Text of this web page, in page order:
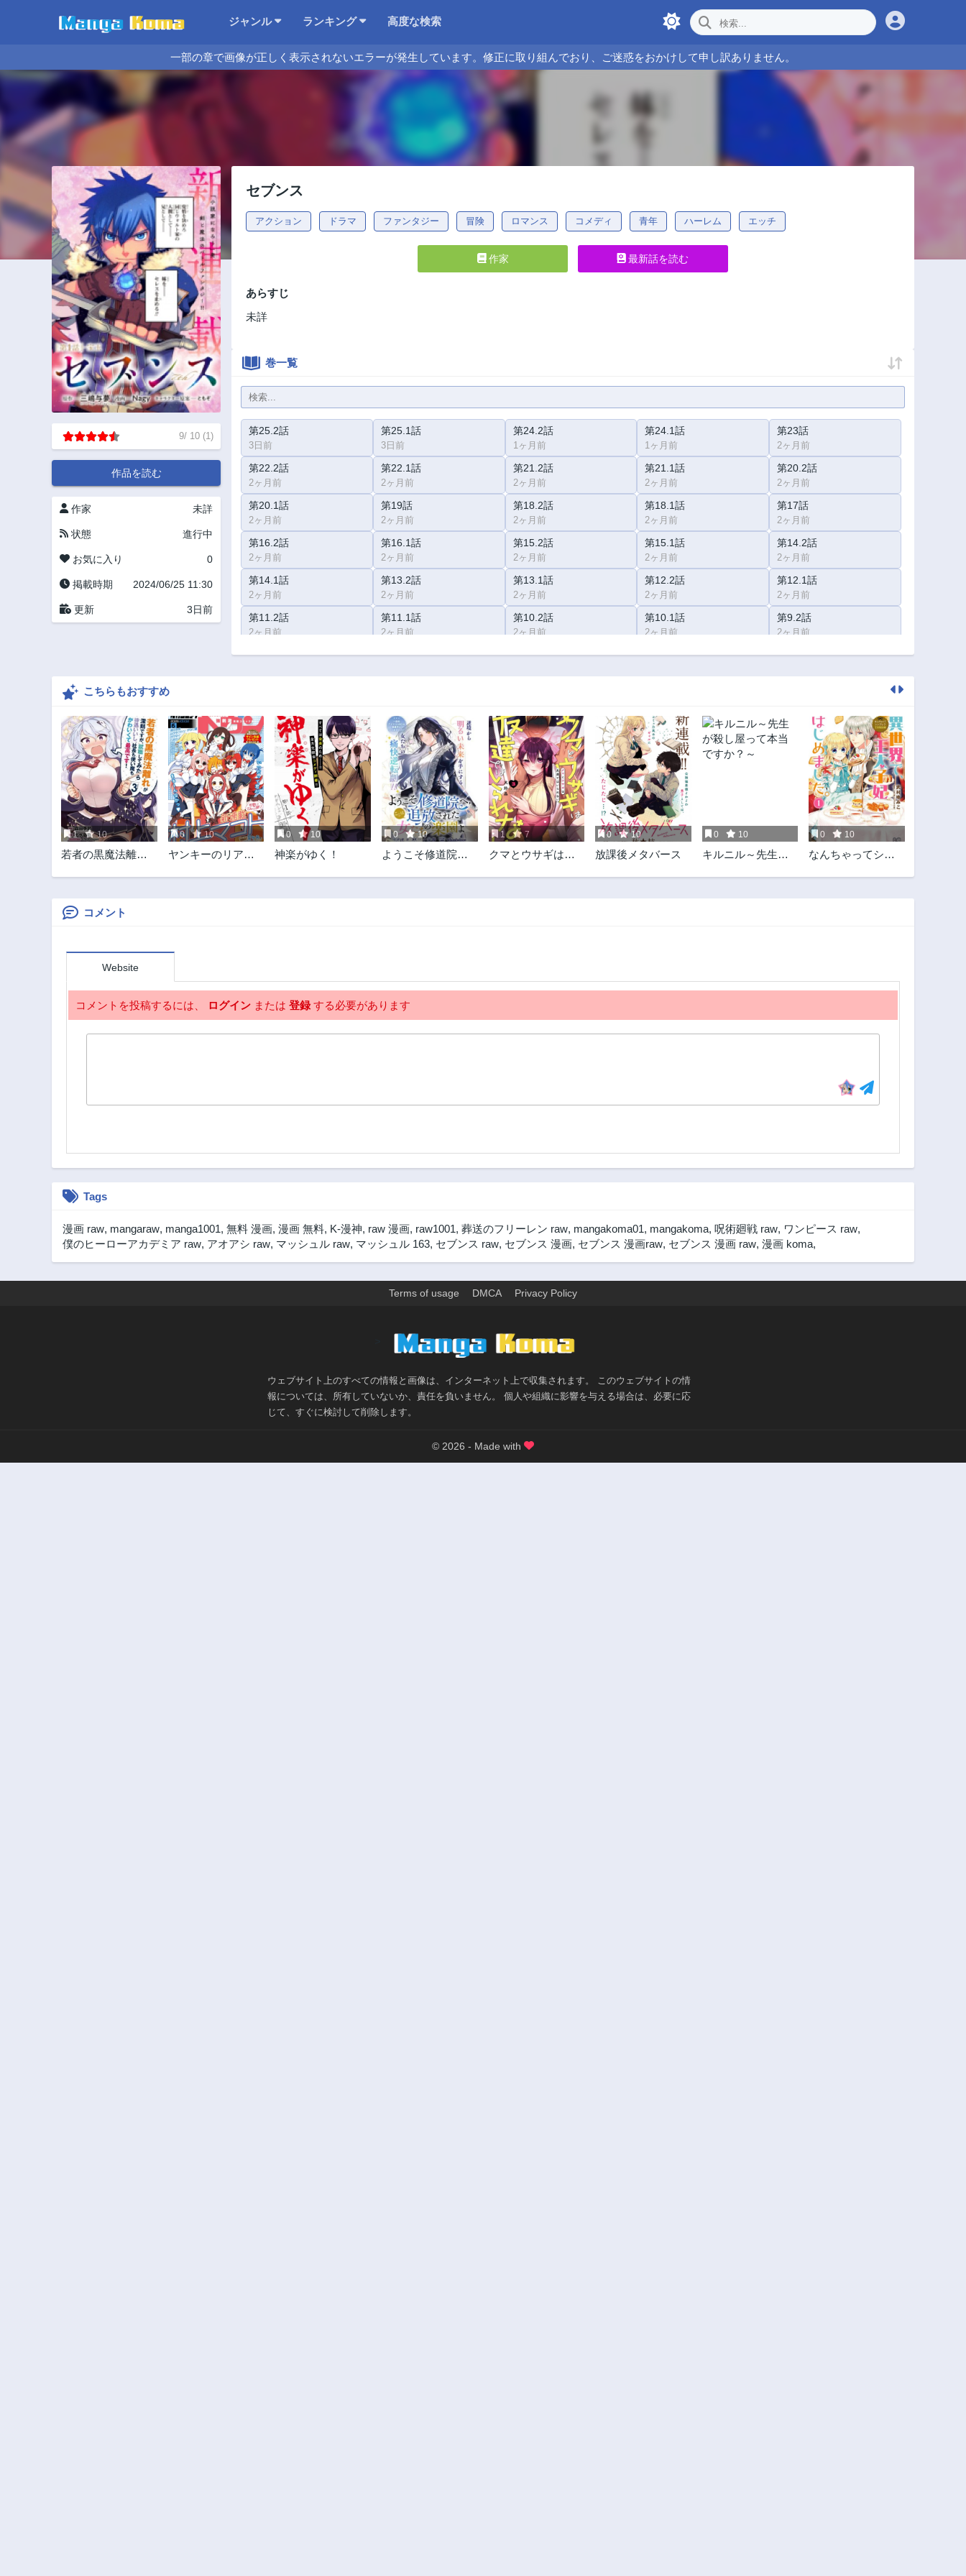
ジャンル ランキング 高度な検索
一部の章で画像が正しく表示されないエラーが発生しています。修正に取り組んでおり、ご迷惑をおかけして申し訳ありません。
9/ 10 (1)
作品を読む
作家 未詳
状態 進行中
お気に入り 0
掲載時期 2024/06/25 11:30
更新 3日前
セブンス
アクション ドラマ ファンタジー 冒険 ロマンス コメディ 青年 ハーレム エッチ
作家 最新話を読む
あらすじ
未詳
巻一覧
第25.2話
3日前
第25.1話
3日前
第24.2話
1ヶ月前
第24.1話
1ヶ月前
第23話
2ヶ月前
第22.2話
2ヶ月前
第22.1話
2ヶ月前
第21.2話
2ヶ月前
第21.1話
2ヶ月前
第20.2話
2ヶ月前
第20.1話
2ヶ月前
第19話
2ヶ月前
第18.2話
2ヶ月前
第18.1話
2ヶ月前
第17話
2ヶ月前
第16.2話
2ヶ月前
第16.1話
2ヶ月前
第15.2話
2ヶ月前
第15.1話
2ヶ月前
第14.2話
2ヶ月前
第14.1話
2ヶ月前
第13.2話
2ヶ月前
第13.1話
2ヶ月前
第12.2話
2ヶ月前
第12.1話
2ヶ月前
第11.2話
2ヶ月前
第11.1話
2ヶ月前
第10.2話
2ヶ月前
第10.1話
2ヶ月前
第9.2話
2ヶ月前
第9.1話 第8.2話 第8.1話 第7.2話 第7.1話
第4.1話
2年前
第3.2話
2ヶ月前
第3.1話
2年前
第2.2話
2ヶ月前
第2.1話
2年前
第1.2話
2ヶ月前
第1.1話
2年前
こちらもおすすめ
1 10
若者の黒魔法離れ
いいし、社長も使
い魔もかわいくて
0 10
ヤンキーのリアル
た！
0 10
神楽がゆく！
0 10
ようこそ修道院
よ
1 7
クマとウサギは友
0 10
放課後メタバース
0 10
キルニル～先生が
0 10
なんちゃってシン
妃はじめました。
コメント
Website
コメントを投稿するには、 ログイン または 登録する必要があります
Tags
漫画 raw, mangaraw, manga1001, 無料 漫画, 漫画 無料, K-漫神, raw 漫画, raw1001, 葬送のフリーレン raw, mangakoma01, mangakoma, 呪術廻戦 raw, ワンピース raw,
僕のヒーローアカデミア raw, アオアシ raw, マッシュル raw, マッシュル 163, セブンス raw, セブンス 漫画, セブンス 漫画raw, セブンス 漫画 raw, 漫画 koma,
Terms of usage DMCA Privacy Policy
ウェブサイト上のすべての情報と画像は、インターネット上で収集されます。 このウェブサイトの情
報については、所有していないか、責任を負いません。 個人や組織に影響を与える場合は、必要に応
じて、すぐに検討して削除します。
© 2026 - Made with